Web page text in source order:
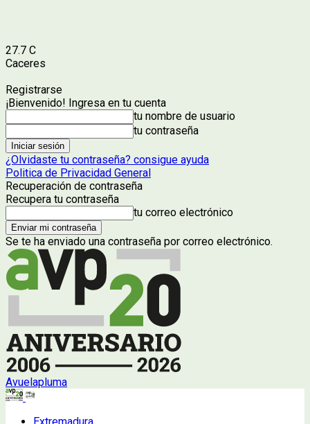
27.7 C
Caceres
Registrarse
¡Bienvenido! Ingresa en tu cuenta
tu nombre de usuario
tu contraseña
¿Olvidaste tu contraseña? consigue ayuda
Politica de Privacidad General
Recuperación de contraseña
Recupera tu contraseña
tu correo electrónico
Se te ha enviado una contraseña por correo electrónico.
Avuelapluma